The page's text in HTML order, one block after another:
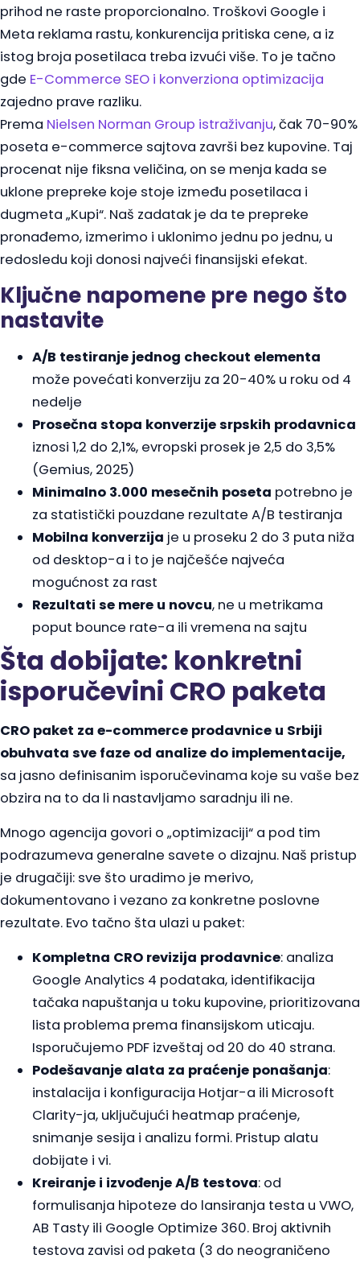
prihod ne raste proporcionalno. Troškovi Google i
Meta reklama rastu, konkurencija pritiska cene, a iz
istog broja posetilaca treba izvući više. To je tačno
gde E-Commerce SEO i konverziona optimizacija
zajedno prave razliku.
Prema Nielsen Norman Group istraživanju, čak 70-90%
poseta e-commerce sajtova završi bez kupovine. Taj
procenat nije fiksna veličina, on se menja kada se
uklone prepreke koje stoje između posetilaca i
dugmeta „Kupi“. Naš zadatak je da te prepreke
pronađemo, izmerimo i uklonimo jednu po jednu, u
redosledu koji donosi najveći finansijski efekat.
Ključne napomene pre nego što
nastavite
A/B testiranje jednog checkout elementa
može povećati konverziju za 20-40% u roku od 4
nedelje
Prosečna stopa konverzije srpskih prodavnica
iznosi 1,2 do 2,1%, evropski prosek je 2,5 do 3,5%
(Gemius, 2025)
Minimalno 3.000 mesečnih poseta potrebno je
za statistički pouzdane rezultate A/B testiranja
Mobilna konverzija je u proseku 2 do 3 puta niža
od desktop-a i to je najčešće najveća
mogućnost za rast
Rezultati se mere u novcu, ne u metrikama
poput bounce rate-a ili vremena na sajtu
Šta dobijate: konkretni
isporučevini CRO paketa
CRO paket za e-commerce prodavnice u Srbiji
obuhvata sve faze od analize do implementacije,
sa jasno definisanim isporučevinama koje su vaše bez
obzira na to da li nastavljamo saradnju ili ne.
Mnogo agencija govori o „optimizaciji“ a pod tim
podrazumeva generalne savete o dizajnu. Naš pristup
je drugačiji: sve što uradimo je merivo,
dokumentovano i vezano za konkretne poslovne
rezultate. Evo tačno šta ulazi u paket:
Kompletna CRO revizija prodavnice: analiza
Google Analytics 4 podataka, identifikacija
tačaka napuštanja u toku kupovine, prioritizovana
lista problema prema finansijskom uticaju.
Isporučujemo PDF izveštaj od 20 do 40 strana.
Podešavanje alata za praćenje ponašanja:
instalacija i konfiguracija Hotjar-a ili Microsoft
Clarity-ja, uključujući heatmap praćenje,
snimanje sesija i analizu formi. Pristup alatu
dobijate i vi.
Kreiranje i izvođenje A/B testova: od
formulisanja hipoteze do lansiranja testa u VWO,
AB Tasty ili Google Optimize 360. Broj aktivnih
testova zavisi od paketa (3 do neograničeno